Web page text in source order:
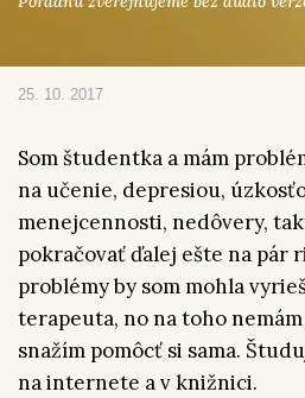
25. 10. 2017
Som študentka a mám
na učenie, depresiou,
menejcennosti, nedôvery,
pokračovať ďalej ešte na pár
problémy by som mohla
terapeuta, no na toho
snažím pomôcť si sama.
na internete a v knižnici.